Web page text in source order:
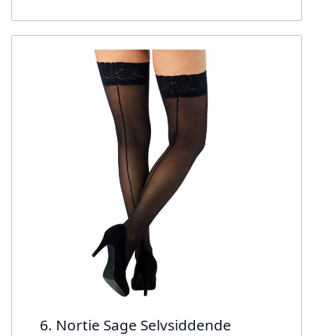
6. Nortie Sage Selvsiddende